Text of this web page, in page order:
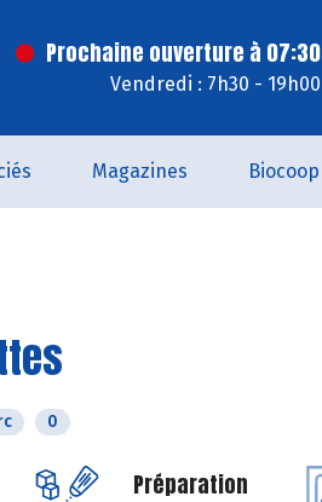
Prochaine ouverture à 07:30
Vendredi : 7h30 - 19h00
Magazines Biocoop
0
Préparation